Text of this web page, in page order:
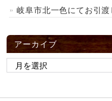
岐阜市北一色にてお引
アーカイブ